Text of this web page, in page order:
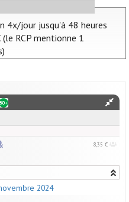
4x/jour jusqu'à 48 heures
RCP mentionne 1
8,35 €
2024